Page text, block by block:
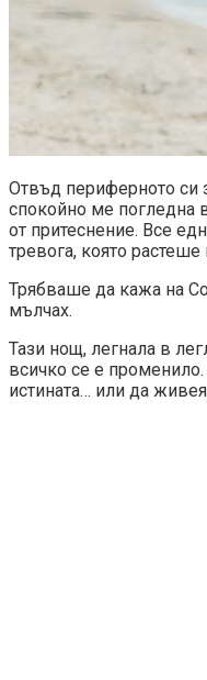
Отвъд периферното си
спокойно ме погледна
от притеснение. Все
тревога, която
Трябваше да кажа на
мълчах.
Тази нощ, легнала в
всичко се е
истината… или да живея